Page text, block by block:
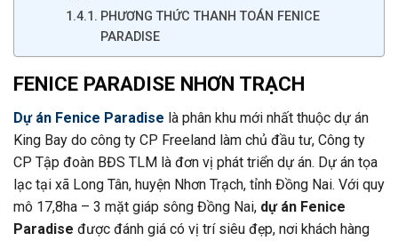
PHƯƠNG THỨC THANH TOÁN FENICE
PARADISE
FENICE PARADISE NHƠN TRẠCH
Dự án Fenice Paradise là phân khu mới nhất thuộc dự án
King Bay do công ty CP Freeland làm chủ đầu tư, Công ty
CP Tập đoàn BĐS TLM là đơn vị phát triển dự án. Dự án tọa
lạc tại xã Long Tân, huyện Nhơn Trạch, tỉnh Đồng Nai. Với quy
mô 17,8ha – 3 mặt giáp sông Đồng Nai, dự án Fenice
Paradise được đánh giá có vị trí siêu đẹp, nơi khách hàng